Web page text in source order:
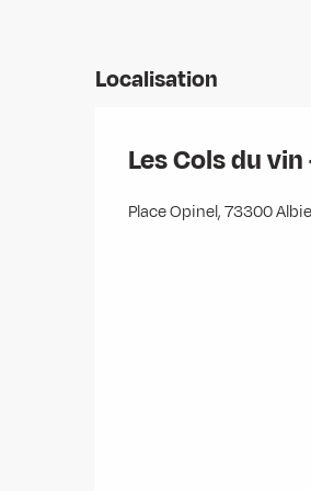
Localisation
Les Cols du
Place Opinel, 73300